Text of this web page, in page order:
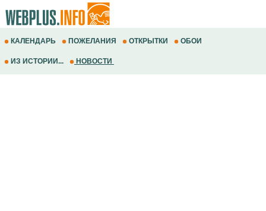
КАЛЕНДАРЬ ПОЖЕЛАНИЯ ОТКРЫТКИ ОБОИ
ИЗ ИСТОРИИ... НОВОСТИ